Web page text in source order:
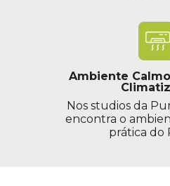
Ambiente
Nos studios da
encontra o
prática do